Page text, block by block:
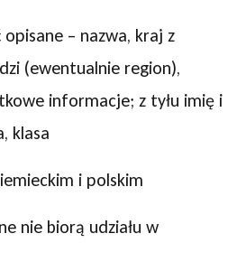
– nazwa, kraj z
(ewentualnie region),
informacje; z tyłu imię i
klasa
i polskim
nie biorą udziału w